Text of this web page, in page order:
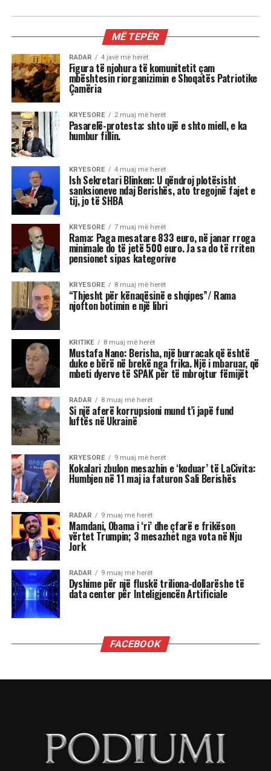
MË TEPËR
RADAR 4 javë më herët
Figura të njohura të komunitetit çam
mbështesin riorganizimin e Shoqatës Patriotike
Çamëria
KRYESORE 2 muaj më herët
Pasarelë-protesta: shto ujë e shto miell, e ka
humbur fillin.
KRYESORE 4 muaj më herët
Ish Sekretari Blinken: U qëndroj plotësisht
sanksioneve ndaj Berishës, ato tregojnë fajet e
tij, jo të SHBA
KRYESORE 7 muaj më herët
Rama: Paga mesatare 833 euro, në janar rroga
minimale do të jetë 500 euro. Ja sa do të rriten
pensionet sipas kategorive
KRYESORE 8 muaj më herët
“Thjesht për kënaqësinë e shqipes”/ Rama
njofton botimin e një libri
KRITIKE 8 muaj më herët
Mustafa Nano: Berisha, një burracak që është
duke e bërë në brekë nga frika. Një i mbaruar, që
mbeti dyerve të SPAK për të mbrojtur fëmijët
RADAR 8 muaj më herët
Si një aferë korrupsioni mund t’i japë fund
luftës në Ukrainë
KRYESORE 9 muaj më herët
Kokalari zbulon mesazhin e ‘koduar’ të LaCivita:
Humbjen në 11 maj ia faturon Sali Berishës
RADAR 9 muaj më herët
Mamdani, Obama i ‘ri’ dhe çfarë e frikëson
vërtet Trumpin; 3 mesazhet nga vota në Nju
Jork
RADAR 9 muaj më herët
Dyshime për një fluskë triliona-dollarëshe të
data center për Inteligjencën Artificiale
FACEBOOK